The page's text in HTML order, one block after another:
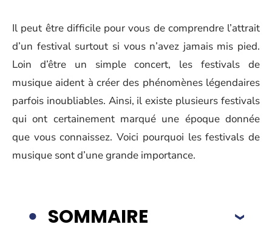
Il peut être difficile pour vous de comprendre l’attrait
d’un festival surtout si vous n’avez jamais mis pied.
Loin d’être un simple concert, les festivals de
musique aident à créer des phénomènes légendaires
parfois inoubliables. Ainsi, il existe plusieurs festivals
qui ont certainement marqué une époque donnée
que vous connaissez. Voici pourquoi les festivals de
musique sont d’une grande importance.
SOMMAIRE